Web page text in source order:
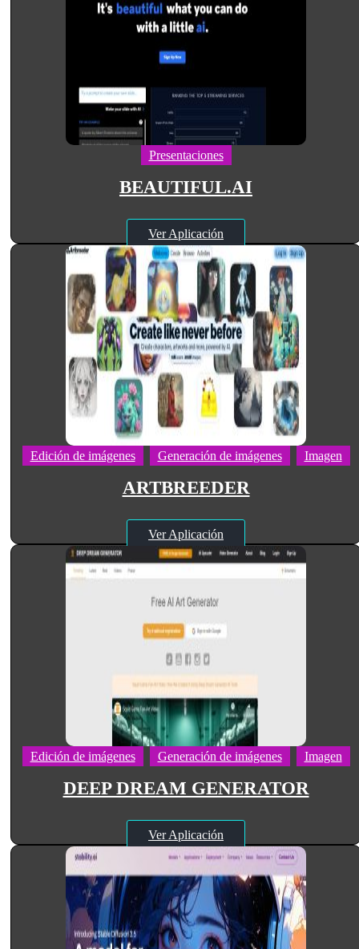
Presentaciones
BEAUTIFUL.AI
Ver Aplicación
Edición de imágenes Generación de imágenes Imagen
ARTBREEDER
Ver Aplicación
Edición de imágenes Generación de imágenes Imagen
DEEP DREAM GENERATOR
Ver Aplicación